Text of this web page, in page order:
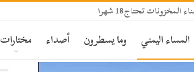
المساء اليمني وما يسطرون أصداء مختارات